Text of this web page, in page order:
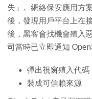
失」。網絡保安應用方
後，發現用戶平台上在
後，黑客會找機會殖入
司當時已立即通知
彈出視窗殖入代碼
裝成可信賴來源